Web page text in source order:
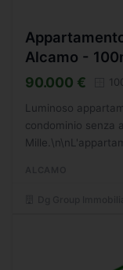
Alcamo -
90.000 €
Luminoso
condominio senza